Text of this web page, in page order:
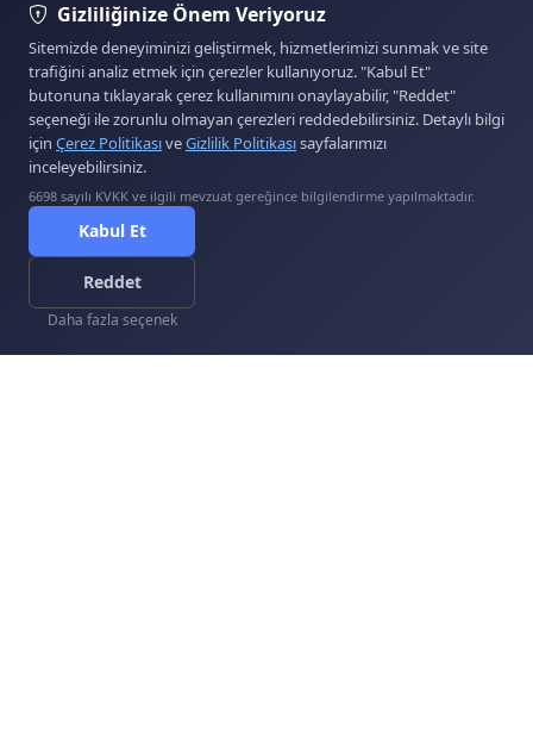
Kurumsal
Sürdürülebilirlik
Gizliliğinize Önem Veriyoruz
Sitemizde deneyiminizi geliştirmek, hizmetlerimizi sunmak ve site
trafiğini analiz etmek için çerezler kullanıyoruz. "Kabul Et"
butonuna tıklayarak çerez kullanımını onaylayabilir, "Reddet"
seçeneği ile zorunlu olmayan çerezleri reddedebilirsiniz. Detaylı bilgi
için Çerez PolitikasıveGizlilik Politikasısayfalarımızı
inceleyebilirsiniz.
6698 sayılı KVKK ve ilgili mevzuat gereğince bilgilendirme yapılmaktadır.
Kabul Et
Reddet
Daha fazla seçenek